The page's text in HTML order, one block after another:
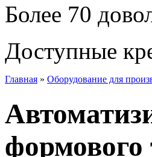
Более 70
Доступные
Главная » Оборудование для
формового